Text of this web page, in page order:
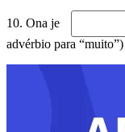
10. Ona je
advérbio para “muito”)